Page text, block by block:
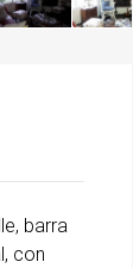
barra
con